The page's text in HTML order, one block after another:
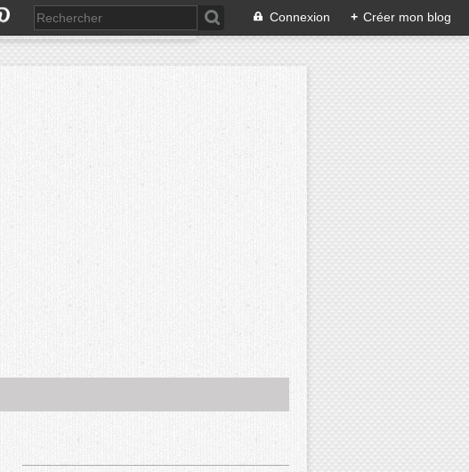
Connexion + Créer mon blog